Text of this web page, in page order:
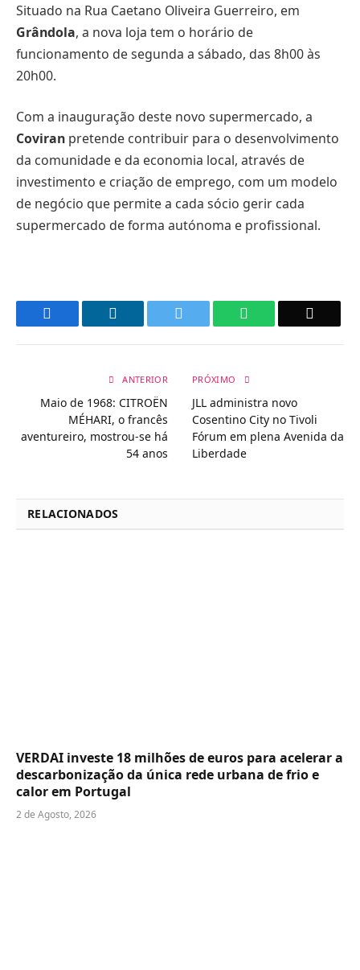
Situado na Rua Caetano Oliveira Guerreiro, em
Grândola, a nova loja tem o horário de
funcionamento de segunda a sábado, das 8h00 às
20h00.
Com a inauguração deste novo supermercado, a
Coviran pretende contribuir para o desenvolvimento
da comunidade e da economia local, através de
investimento e criação de emprego, com um modelo
de negócio que permite a cada sócio gerir cada
supermercado de forma autónoma e profissional.
WhatsApp
ANTERIOR
Maio de 1968: CITROËN
MÉHARI, o francês
aventureiro, mostrou-se há
54 anos
PRÓXIMO
JLL administra novo
Cosentino City no Tivoli
Fórum em plena Avenida da
Liberdade
RELACIONADOS
VERDAI investe 18 milhões de euros para acelerar a
descarbonização da única rede urbana de frio e
calor em Portugal
2 de Agosto, 2026